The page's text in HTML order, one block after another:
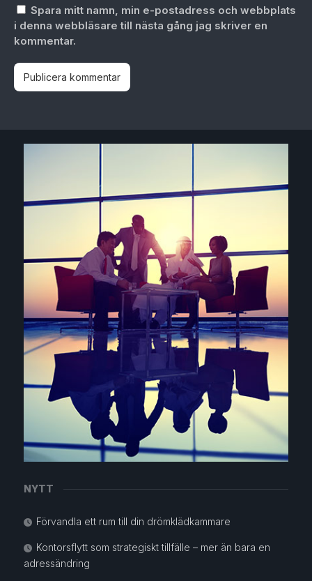
Spara mitt namn, min e-postadress och webbplats
i denna webbläsare till nästa gång jag skriver en
kommentar.
NYTT
Förvandla ett rum till din drömklädkammare
Kontorsflytt som strategiskt tillfälle – mer än bara en
adressändring